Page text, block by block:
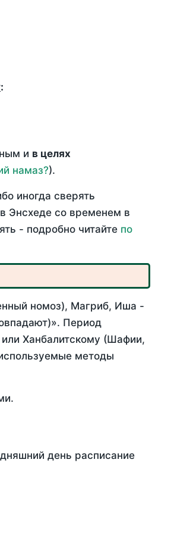
:
и в целях
намаз?).
иногда сверять
Энсхеде со временем в
- подробно читайте по
номоз), Магриб, Иша -
Период
Ханбалитскому (Шафии,
методы
день расписание